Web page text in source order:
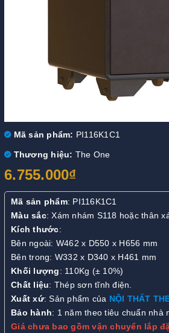
Mã sản phẩm: PI116K1C1
Thương hiệu: The One
6.755.000₫
Mã sản phẩm: PI116K1C1
Màu sắc: Xám nhám S118 hoặc thân
Kích thước:
Bên ngoài: W462 x D550 x H656 mm
Bên trong: W332 x D340 x H461 mm
Khối lượng: 110Kg (± 10%)
Chất liệu: Thép sơn tĩnh điện.
Xuất xứ: Sản phẩm của NỘI THẤT
Bảo hành: 1 năm theo tiêu chuẩn nhà
Giá chưa bao gồm vận chuyển lắp